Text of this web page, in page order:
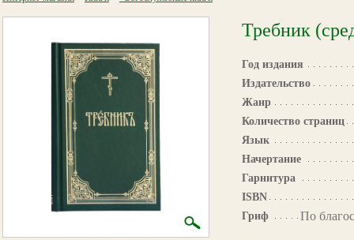
Требник
Год издания
Издательство
Жанр
Количество страниц
Язык
Начертание
Гарнитура
ISBN
Гриф
По